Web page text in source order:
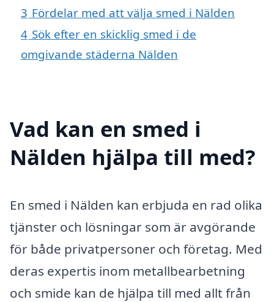
3 Fördelar med att välja smed i Nälden
4 Sök efter en skicklig smed i de
omgivande städerna Nälden
Vad kan en smed i
Nälden hjälpa till med?
En smed i Nälden kan erbjuda en rad olika
tjänster och lösningar som är avgörande
för både privatpersoner och företag. Med
deras expertis inom metallbearbetning
och smide kan de hjälpa till med allt från